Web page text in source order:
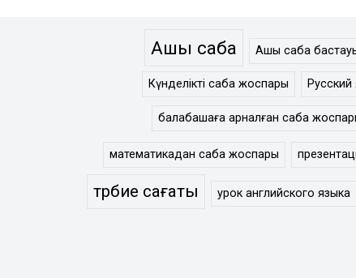
Ашық сабақ Ашық сабақ
Күнделікті сабақ жоспары Русский
балабақшаға арналған сабақ
математикадан сабақ жоспары
тәрбие сағаты урок английского языка